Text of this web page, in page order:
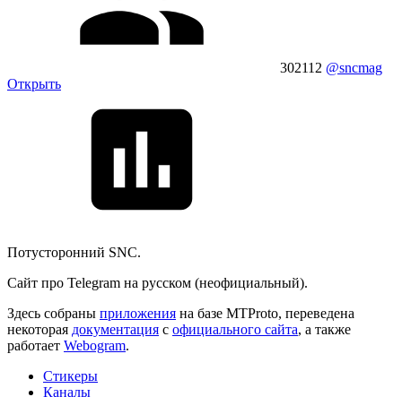
302112 @sncmag
Открыть
Потусторонний SNC.
Сайт про Telegram на русском (неофициальный).
Здесь собраны приложения на базе MTProto, переведена
некоторая документация с официального сайта, а также
работает Webogram.
Стикеры
Каналы